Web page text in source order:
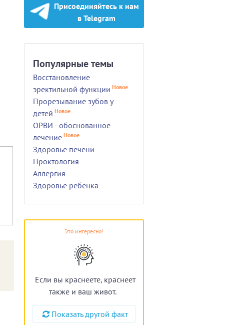
Присоединяйтесь к нам
в Telegram
Популярные темы
Восстановление
эректильной функции Новое
Прорезывание зубов у
детей Новое
ОРВИ - обоснованное
лечение Новое
Здоровье печени
Проктология
Аллергия
Здоровье ребёнка
Это интересно!
Если вы краснеете, краснеет
также и ваш живот.
Показать другой факт